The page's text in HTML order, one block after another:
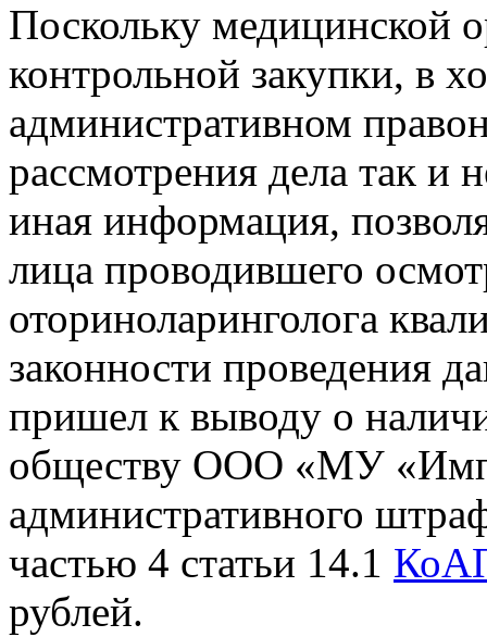
Поскольку медицинской
контрольной закупки, в
административном
рассмотрения дела так и
иная информация,
лица проводившего
оториноларинголога
законности проведения
пришел к выводу о
обществу ООО «МУ
административного
частью 4 статьи 14.1
рублей.